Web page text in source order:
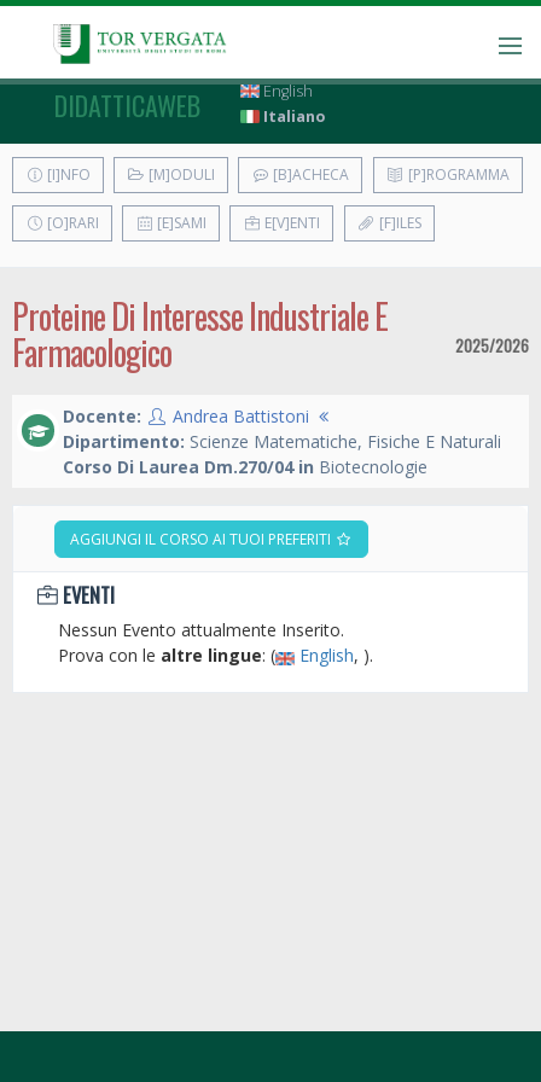
DIDATTICAWEB
English
Italiano
[I]NFO [M]ODULI [B]ACHECA [P]ROGRAMMA
[O]RARI [E]SAMI E[V]ENTI [F]ILES
Proteine Di Interesse Industriale E
Farmacologico 2025/2026
Docente:
Andrea Battistoni
Dipartimento: Scienze Matematiche, Fisiche E Naturali
Corso Di Laurea Dm.270/04 in Biotecnologie
AGGIUNGI IL CORSO AI TUOI PREFERITI
EVENTI
Nessun Evento attualmente Inserito.
Prova con le altre lingue: ( English, ).